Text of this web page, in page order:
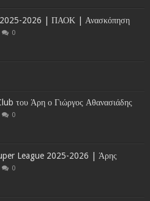
2025-2026 | ΠΑΟΚ | Ανασκόπηση
0
του Άρη ο Γιώργος Αθανασιάδης
0
League 2025-2026 | Άρης
0